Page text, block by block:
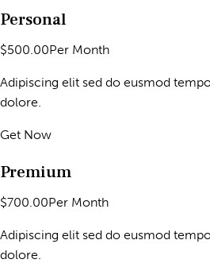
Personal
$500.00Per Month
Adipiscing elit sed do eusmod
dolore.
Get Now
Premium
$700.00Per Month
Adipiscing elit sed do eusmod
dolore.